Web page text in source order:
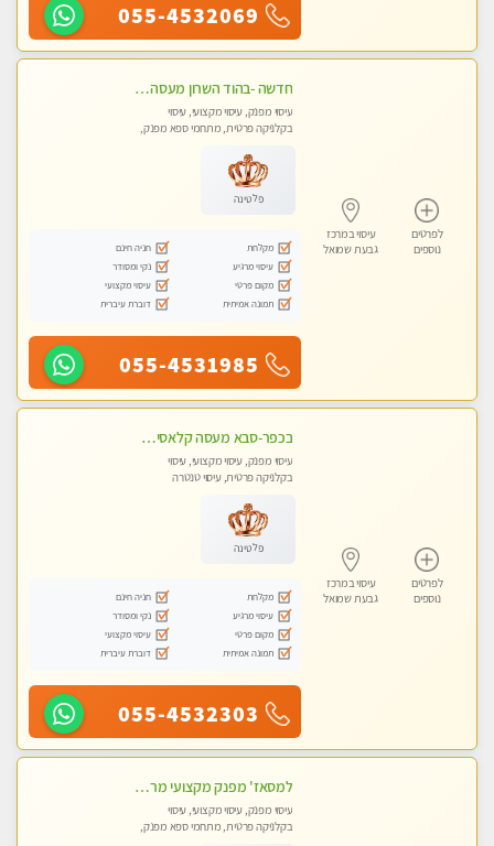
055-4532069
לפרטים
נוספים
עיסוי במרכז
גבעת שמואל
חדשה -בהוד השרון מעסה איכותית מפנקת ומקצועית לעיסוי חלומי .....
עיסוי מפנק, עיסוי מקצועי, עיסוי
בקלניקה פרטית, מתחמי ספא מפנק,
פלטינה
מקלחת
חניה חינם
עיסוי מרגיע
נקי ומסודר
מקום פרטי
עיסוי מקצועי
תמונה אמיתית
דוברת עיברית
055-4531985
לפרטים
נוספים
עיסוי במרכז
גבעת שמואל
בכפר-סבא מעסה קלאסית ומפנקת. . highly recommended..new in the city
עיסוי מפנק, עיסוי מקצועי, עיסוי
בקלניקה פרטית, עיסוי טנטרה
פלטינה
מקלחת
חניה חינם
עיסוי מרגיע
נקי ומסודר
מקום פרטי
עיסוי מקצועי
תמונה אמיתית
דוברת עיברית
055-4532303
למסאז' מפנק מקצועי מרגיע ומשחרר את כל הגוף! מומלץ מאוד -ללא מין! בהוד- השרון
עיסוי מפנק, עיסוי מקצועי, עיסוי
בקלניקה פרטית, מתחמי ספא מפנק,